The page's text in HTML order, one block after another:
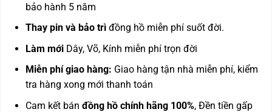
bảo hành 5 năm
Thay pin và bảo trìđồng hồ miễn phí suốt đời.
Làm mới Dây, Võ, Kính miễn phí trọn đời
Miễn phí giao hàng: Giao hàng tận nhà miễn phí, kiểm
tra hàng xong mới thanh toán
Cam kết bán đồng hồ chính hãng 100%, Đền tiền gấp